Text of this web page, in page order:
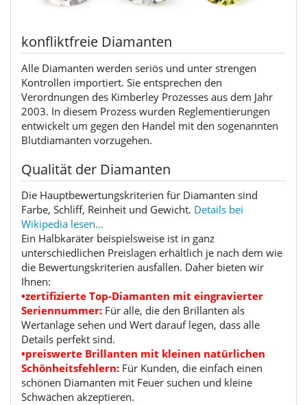
konfliktfreie Diamanten
Alle Diamanten werden seriös und unter strengen
Kontrollen importiert. Sie entsprechen den
Verordnungen des Kimberley Prozesses aus dem Jahr
2003. In diesem Prozess wurden Reglementierungen
entwickelt um gegen den Handel mit den sogenannten
Blutdiamanten vorzugehen.
Qualität der Diamanten
Die Hauptbewertungskriterien für Diamanten sind
Farbe, Schliff, Reinheit und Gewicht. Details bei
Wikipedia lesen...
Ein Halbkaräter beispielsweise ist in ganz
unterschiedlichen Preislagen erhältlich je nach dem wie
die Bewertungskriterien ausfallen. Daher bieten wir
Ihnen:
•zertifizierte Top-Diamanten mit eingravierter
Seriennummer: Für alle, die den Brillanten als
Wertanlage sehen und Wert darauf legen, dass alle
Details perfekt sind.
•preiswerte Brillanten mit kleinen natürlichen
Schönheitsfehlern: Für Kunden, die einfach einen
schönen Diamanten mit Feuer suchen und kleine
Schwächen akzeptieren.